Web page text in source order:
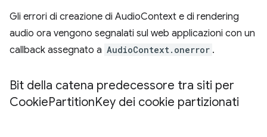
Gli errori di creazione di AudioContext e di rendering
audio ora vengono segnalati sul web applicazioni con un
callback assegnato a AudioContext.onerror .
Bit della catena predecessore tra siti per
CookiePartitionKey dei cookie partizionati